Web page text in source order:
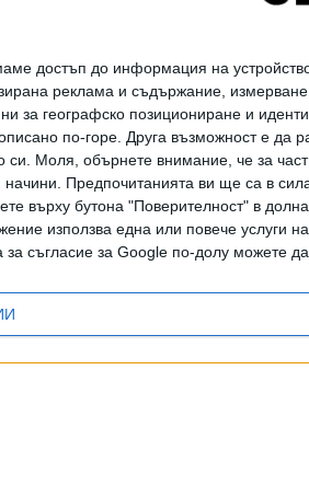
достъп до информация на
реклама и съдържание,
за географско позициониране и
по-горе. Друга възможност е
си.
Моля, обърнете внимание, че за
Предпочитанията ви ще са в
върху бутона "Поверителност" в
използва една или повече
съгласие за Google по-долу можете
Само Бургас
домакин на
"Евровизия"
13 Юли 2026
Официално:
дебютира на
„Евровизия
България
01 Юли 2026